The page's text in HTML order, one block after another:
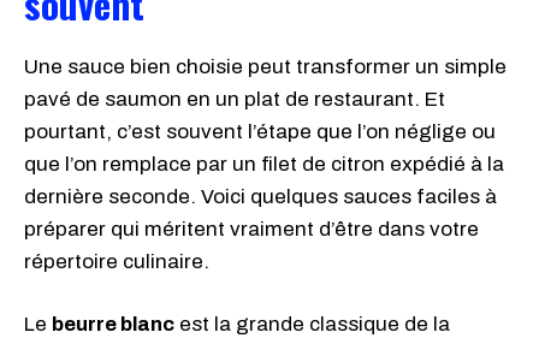
Une sauce bien choisie peut transformer un simple
pavé de saumon en un plat de restaurant. Et
pourtant, c’est souvent l’étape que l’on néglige ou
que l’on remplace par un filet de citron expédié à la
dernière seconde. Voici quelques sauces faciles à
préparer qui méritent vraiment d’être dans votre
répertoire culinaire.
Le beurre blanc est la grande classique de la